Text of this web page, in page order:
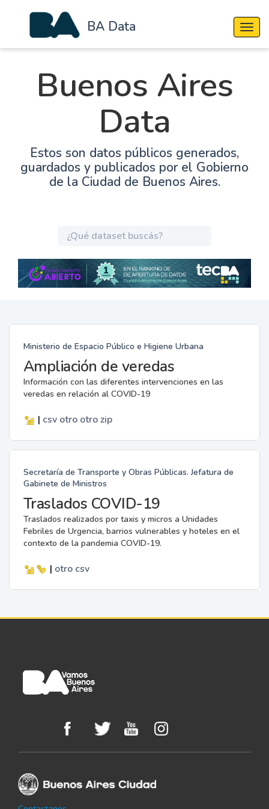
BA Data
Buenos Aires
Data
Estos son datos públicos generados,
guardados y publicados por el Gobierno
de la Ciudad de Buenos Aires.
Ministerio de Espacio Público e Higiene Urbana
Ampliación de veredas
Información con las diferentes intervenciones en las
veredas en relación al COVID-19
| csv otro otro zip
Secretaría de Transporte y Obras Públicas. Jefatura de
Gabinete de Ministros
Traslados COVID-19
Traslados realizados por taxis y micros a Unidades
Febriles de Urgencia, barrios vulnerables y hoteles en el
contexto de la pandemia COVID-19.
| otro csv